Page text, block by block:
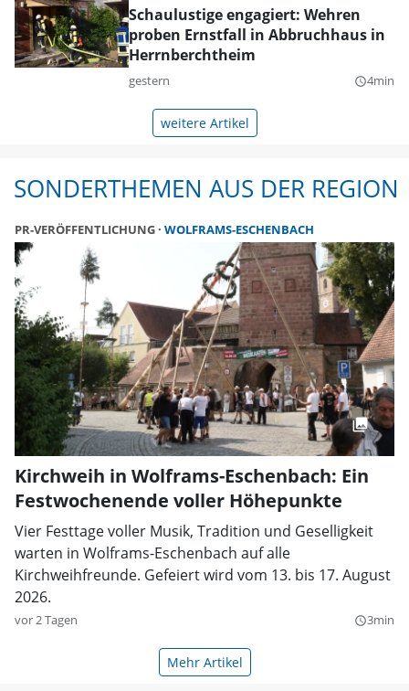
Schaulustige engagiert: Wehren
proben Ernstfall in Abbruchhaus in
Herrnberchtheim
gestern query_builder4min
weitere Artikel
SONDERTHEMEN AUS DER REGION
PR-VERÖFFENTLICHUNG WOLFRAMS-ESCHENBACH
Kirchweih in Wolframs-Eschenbach: Ein
Festwochenende voller Höhepunkte
Vier Festtage voller Musik, Tradition und Geselligkeit
warten in Wolframs-Eschenbach auf alle
Kirchweihfreunde. Gefeiert wird vom 13. bis 17. August
2026.
vor 2 Tagen query_builder3min
Mehr Artikel